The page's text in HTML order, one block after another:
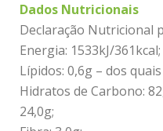
Dados Nutricionais
Declaração Nutricional
Energia: 1533kJ/361kcal;
Lípidos: 0,6g – dos
Hidratos de Carbono:
24,0g;